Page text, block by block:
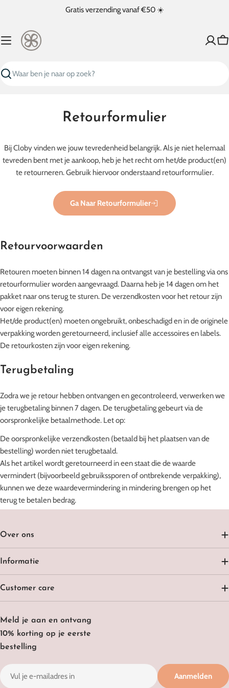
Gratis verzending vanaf €50 ☀️
Zoeken
Retourformulier
Bij Cloby vinden we jouw tevredenheid belangrijk. Als je niet helemaal
tevreden bent met je aankoop, heb je het recht om het/de product(en)
te retourneren. Gebruik hiervoor onderstaand retourformulier.
Ga Naar Retourformulier
Retourvoorwaarden
Retouren moeten binnen 14 dagen na ontvangst van je bestelling via ons
retourformulier worden aangevraagd. Daarna heb je 14 dagen om het
pakket naar ons terug te sturen. De verzendkosten voor het retour zijn
voor eigen rekening.
Het/de product(en) moeten ongebruikt, onbeschadigd en in de originele
verpakking worden geretourneerd, inclusief alle accessoires en labels.
De retourkosten zijn voor eigen rekening.
Terugbetaling
Zodra we je retour hebben ontvangen en gecontroleerd, verwerken we
je terugbetaling binnen 7 dagen. De terugbetaling gebeurt via de
oorspronkelijke betaalmethode. Let op:
De oorspronkelijke verzendkosten (betaald bij het plaatsen van de
bestelling) worden niet terugbetaald.
Als het artikel wordt geretourneerd in een staat die de waarde
vermindert (bijvoorbeeld gebruikssporen of ontbrekende verpakking),
kunnen we deze waardevermindering in mindering brengen op het
terug te betalen bedrag.
Meld je aan en ontvang
10% korting op je eerste
bestelling
E-
mail
Aanmelden
Over ons
Informatie
Customer care